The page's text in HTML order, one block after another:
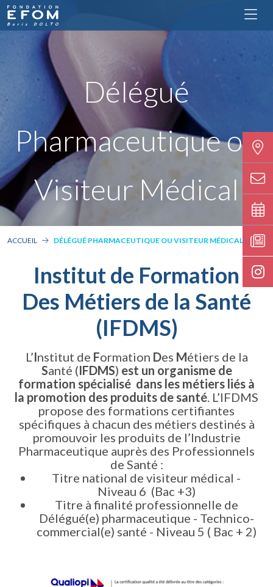
Délégué
Pharmaceutique ou
Visiteur Médical
ACCUEIL DÉLÉGUÉ PHARMACEUTIQUE OU VISITEUR MÉDICAL
Institut de Formation
Des Métiers de la Santé
(IFDMS)
L’Institut de Formation Des Métiers de la
Santé (IFDMS) est un organisme de
formation spécialisé dans les métiers liés à
la promotion des produits de santé. L’IFDMS
propose des formations certifiantes
spécifiques à chacun des métiers destinés à
promouvoir les produits de l’Industrie
Pharmaceutique auprès des Professionnels
de Santé :
Titre national de visiteur médical -
Niveau 6 (Bac +3)
Titre à finalité professionnelle de
Délégué(e) pharmaceutique - Technico-
commercial(e) santé - Niveau 5 ( Bac + 2)